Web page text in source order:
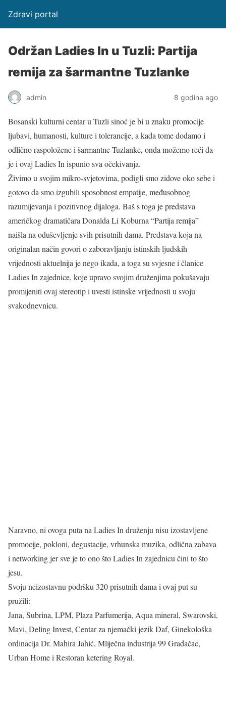
Zdravi portal
Održan Ladies In u Tuzli: Partija
remija za šarmantne Tuzlanke
admin 8 godina ago
Bosanski kulturni centar u Tuzli sinoć je bi u znaku promocije
ljubavi, humanosti, kulture i tolerancije, a kada tome dodamo i
odlično raspoložene i šarmantne Tuzlanke, onda možemo reći da
je i ovaj Ladies In ispunio sva očekivanja.
Živimo u svojim mikro-svjetovima, podigli smo zidove oko sebe i
gotovo da smo izgubili sposobnost empatije, međusobnog
razumijevanja i pozitivnog dijaloga. Baš s toga je predstava
američkog dramatičara Donalda Li Koburna “Partija remija”
naišla na oduševljenje svih prisutnih dama. Predstava koja na
originalan način govori o zaboravljanju istinskih ljudskih
vrijednosti aktuelnija je nego ikada, a toga su svjesne i članice
Ladies In zajednice, koje upravo svojim druženjima pokušavaju
promijeniti ovaj stereotip i uvesti istinske vrijednosti u svoju
svakodnevnicu.
Naravno, ni ovoga puta na Ladies In druženju nisu izostavljene
promocije, pokloni, degustacije, vrhunska muzika, odlična zabava
i networking jer sve je to ono što Ladies In zajednicu čini to što
jesu.
Svoju neizostavnu podršku 320 prisutnih dama i ovaj put su
pružili:
Jana, Subrina, LPM, Plaza Parfumerija, Aqua mineral, Swarovski,
Mavi, Deling Invest, Centar za njemački jezik Daf, Ginekološka
ordinacija Dr. Mahira Jahić, Mliječna industrija 99 Gradačac,
Urban Home i Restoran ketering Royal.